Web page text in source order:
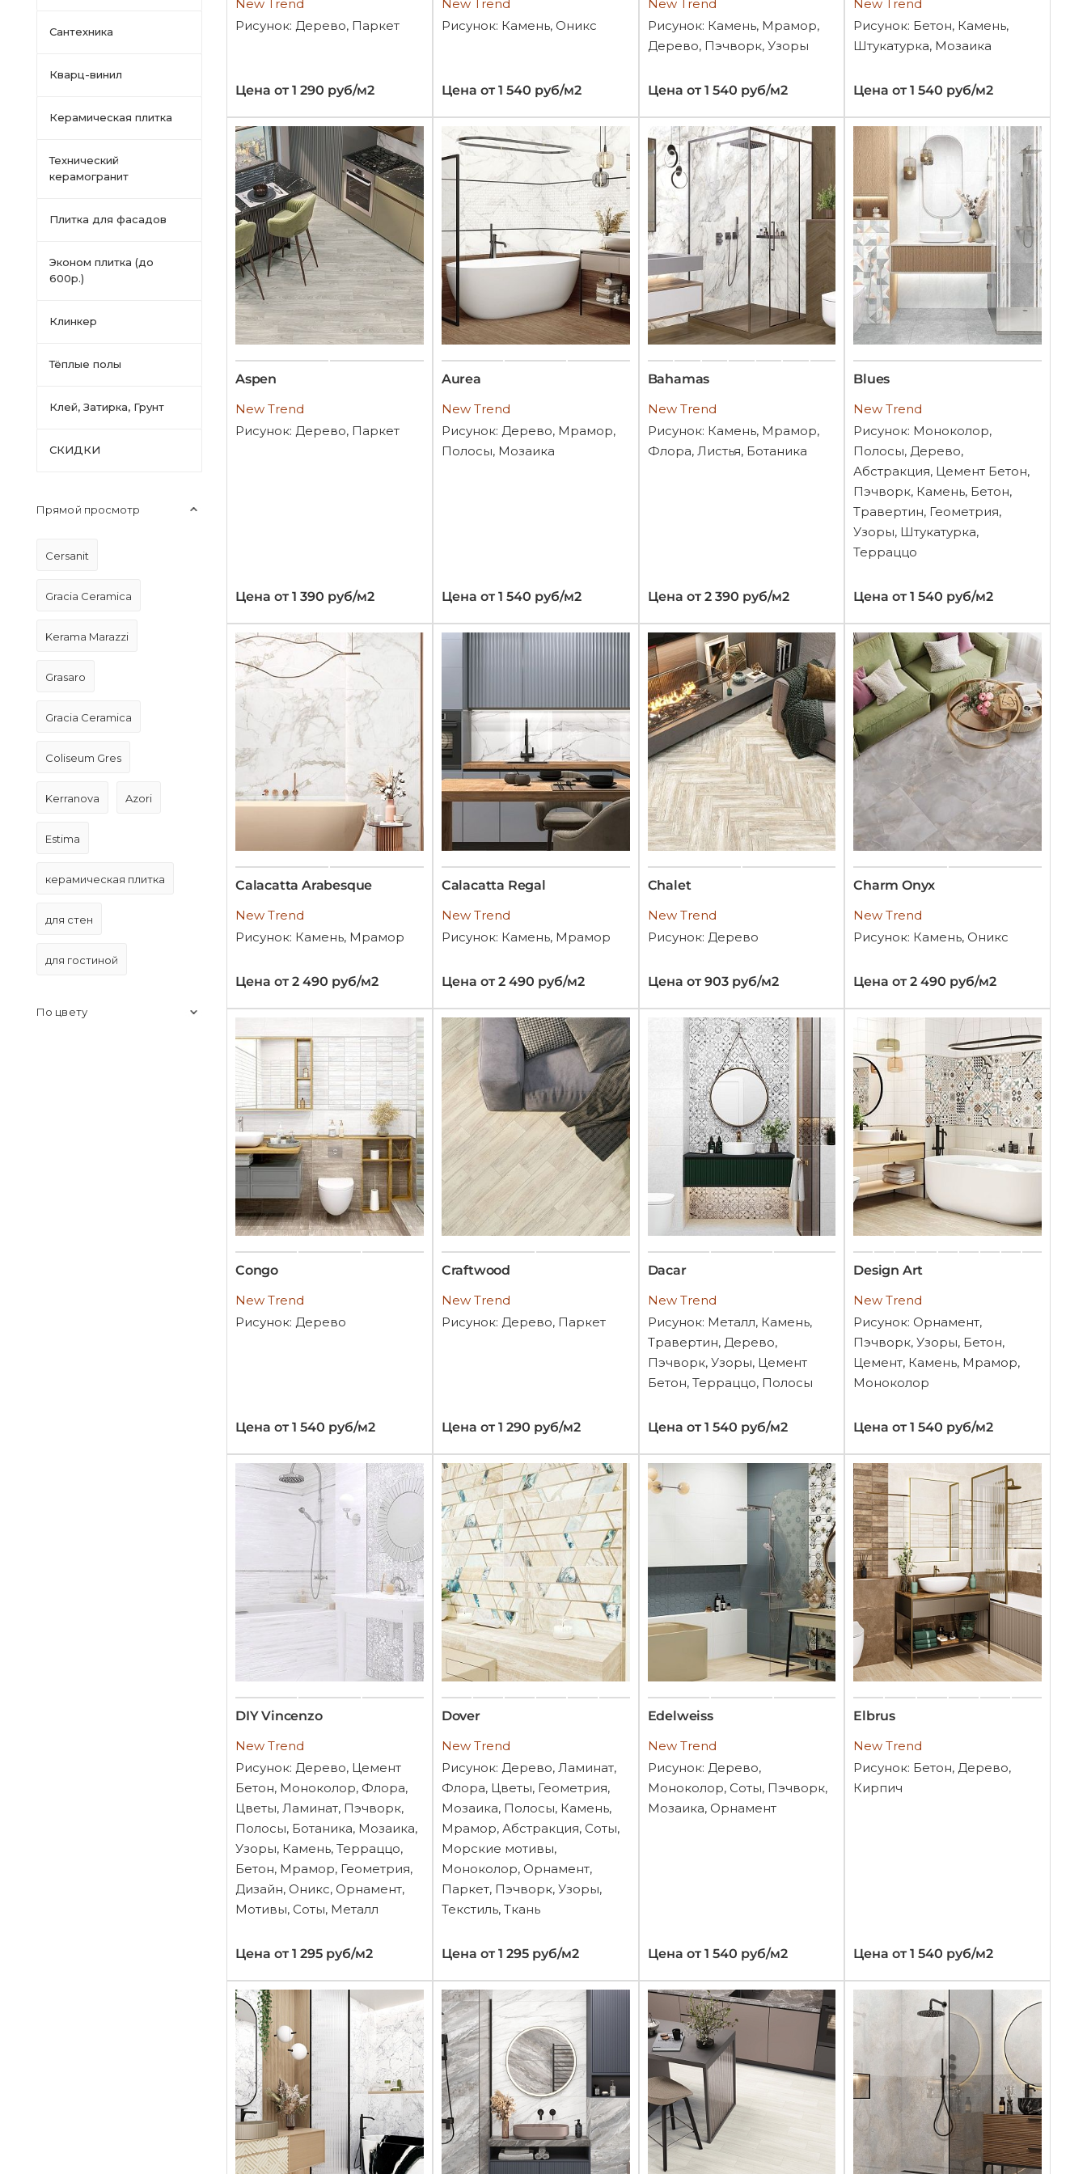
Сантехника
Кварц-винил
Керамическая плитка
Технический
керамогранит
Плитка для фасадов
Эконом плитка (до
600р.)
Клинкер
Тёплые полы
Клей, Затирка, Грунт
СКИДКИ
Прямой просмотр
Cersanit
Gracia Ceramica
Kerama Marazzi
Grasaro
Gracia Ceramica
Coliseum Gres
Kerranova Azori
Estima
керамическая плитка
для стен
для гостиной
По цвету
New Trend
Рисунок: Дерево, Паркет
Цена от 1 290 руб/м2
New Trend
Рисунок: Камень, Оникс
Цена от 1 540 руб/м2
New Trend
Рисунок: Камень, Мрамор,
Дерево, Пэчворк, Узоры
Цена от 1 540 руб/м2
New Trend
Рисунок: Бетон, Камень,
Штукатурка, Мозаика
Цена от 1 540 руб/м2
Aspen
New Trend
Рисунок: Дерево, Паркет
Цена от 1 390 руб/м2
Aurea
New Trend
Рисунок: Дерево, Мрамор,
Полосы, Мозаика
Цена от 1 540 руб/м2
Bahamas
New Trend
Рисунок: Камень, Мрамор,
Флора, Листья, Ботаника
Цена от 2 390 руб/м2
Blues
New Trend
Рисунок: Моноколор,
Полосы, Дерево,
Абстракция, Цемент Бетон,
Пэчворк, Камень, Бетон,
Травертин, Геометрия,
Узоры, Штукатурка,
Терраццо
Цена от 1 540 руб/м2
Calacatta Arabesque
New Trend
Рисунок: Камень, Мрамор
Цена от 2 490 руб/м2
Calacatta Regal
New Trend
Рисунок: Камень, Мрамор
Цена от 2 490 руб/м2
Chalet
New Trend
Рисунок: Дерево
Цена от 903 руб/м2
Charm Onyx
New Trend
Рисунок: Камень, Оникс
Цена от 2 490 руб/м2
Congo
New Trend
Рисунок: Дерево
Цена от 1 540 руб/м2
Craftwood
New Trend
Рисунок: Дерево, Паркет
Цена от 1 290 руб/м2
Dacar
New Trend
Рисунок: Металл, Камень,
Травертин, Дерево,
Пэчворк, Узоры, Цемент
Бетон, Терраццо, Полосы
Цена от 1 540 руб/м2
Design Art
New Trend
Рисунок: Орнамент,
Пэчворк, Узоры, Бетон,
Цемент, Камень, Мрамор,
Моноколор
Цена от 1 540 руб/м2
DIY Vincenzo
New Trend
Рисунок: Дерево, Цемент
Бетон, Моноколор, Флора,
Цветы, Ламинат, Пэчворк,
Полосы, Ботаника, Мозаика,
Узоры, Камень, Терраццо,
Бетон, Мрамор, Геометрия,
Дизайн, Оникс, Орнамент,
Мотивы, Соты, Металл
Цена от 1 295 руб/м2
Dover
New Trend
Рисунок: Дерево, Ламинат,
Флора, Цветы, Геометрия,
Мозаика, Полосы, Камень,
Мрамор, Абстракция, Соты,
Морские мотивы,
Моноколор, Орнамент,
Паркет, Пэчворк, Узоры,
Текстиль, Ткань
Цена от 1 295 руб/м2
Edelweiss
New Trend
Рисунок: Дерево,
Моноколор, Соты, Пэчворк,
Мозаика, Орнамент
Цена от 1 540 руб/м2
Elbrus
New Trend
Рисунок: Бетон, Дерево,
Кирпич
Цена от 1 540 руб/м2